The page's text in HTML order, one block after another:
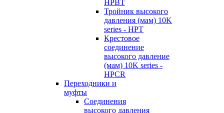
HPBT
Тройник высокого
давления (мам) 10K
series - HPT
Крестовое
соединение
высокого давление
(мам) 10K series -
HPCR
Переходники и
муфты
Cоединения
высокого давления